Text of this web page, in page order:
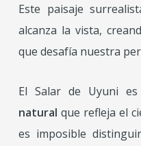
Este paisaje
alcanza la vista,
que desafía nuestra
El Salar de Uyuni
naturalque refleja el
es imposible